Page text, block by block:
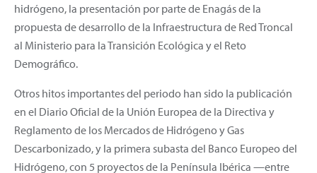
hidrógeno, la presentación por parte de Enagás de la
propuesta de desarrollo de la Infraestructura de Red Troncal
al Ministerio para la Transición Ecológica y el Reto
Demográfico.
Otros hitos importantes del periodo han sido la publicación
en el Diario Oficial de la Unión Europea de la Directiva y
Reglamento de los Mercados de Hidrógeno y Gas
Descarbonizado, y la primera subasta del Banco Europeo del
Hidrógeno, con 5 proyectos de la Península Ibérica —entre